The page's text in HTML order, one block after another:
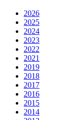
2026
2025
2024
2023
2022
2021
2019
2018
2017
2016
2015
2014